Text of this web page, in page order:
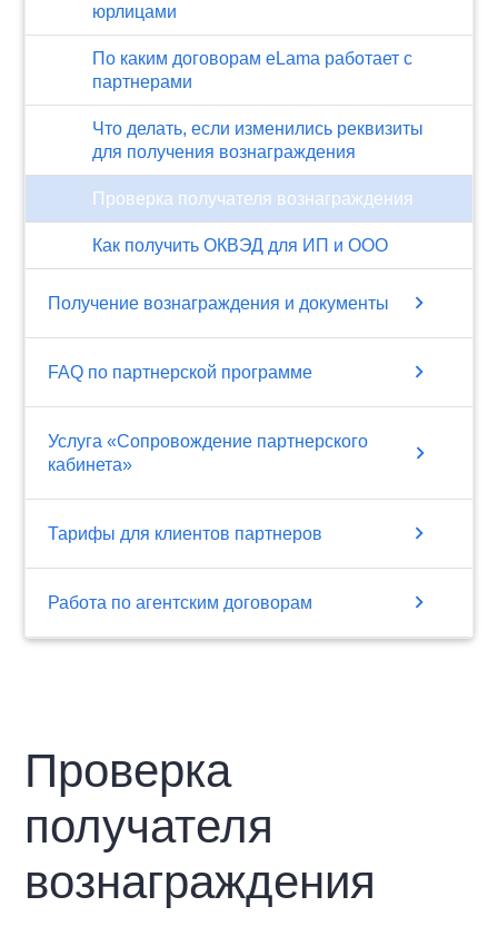
юрлицами
По каким договорам eLama работает с
партнерами
Что делать, если изменились реквизиты
для получения вознаграждения
Проверка получателя вознаграждения
Как получить ОКВЭД для ИП и OOO
Получение вознаграждения и документы chevron_right
FAQ по партнерской программе chevron_right
Услуга «Сопровождение партнерского
кабинета»
chevron_right
Тарифы для клиентов партнеров chevron_right
Работа по агентским договорам chevron_right
Проверка
получателя
вознаграждения